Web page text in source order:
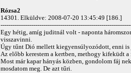
Rózsa2
14301. Elküldve: 2008-07-20 13:45:49 [186.]
Egy hétig, amíg juditnál volt - naponta
visszavinni.
Úgy tűnt Dió mellett kiegyensúlyozódott, enni is
Az előbb kerestem a kertben, methogy kifeküdt
Most már kapar hányás közben, gondolom fáj
mosdatom meg. De azt tűri.